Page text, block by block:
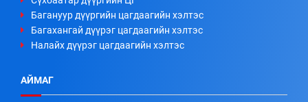
Багануур дүүргийн цагдаагийн хэлтэс
Багахангай дүүрэг цагдаагийн хэлтэс
Налайх дүүрэг цагдаагийн хэлтэс
АЙМАГ